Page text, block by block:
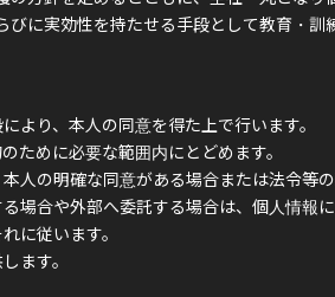
に実効性を持たせる手段として教育・訓
より、本人の同意を得た上で行います。
ために必要な範囲内にとどめます。
人の明確な同意がある場合または法令等
場合や外部へ委託する場合は、個人情報
に従います。
ます。